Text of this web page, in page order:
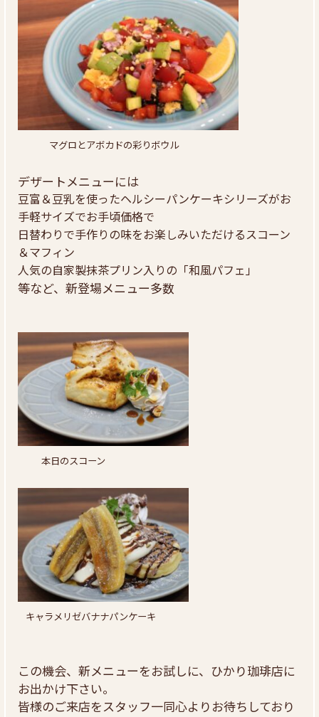
マグロとアボカドの彩りボウル
デザートメニューには
豆富＆豆乳を使ったヘルシーパンケーキシリーズがお
手軽サイズでお手頃価格で
日替わりで手作りの味をお楽しみいただけるスコーン
＆マフィン
人気の自家製抹茶プリン入りの「和風パフェ」
等など、新登場メニュー多数
本日のスコーン
キャラメリゼバナナパンケーキ
この機会、新メニューをお試しに、ひかり珈琲店に
お出かけ下さい。
皆様のご来店をスタッフ一同心よりお待ちしており